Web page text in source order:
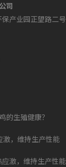
司
产业园正望路二号
的生殖健康？
激，维持生产性能
激，维持生产性能